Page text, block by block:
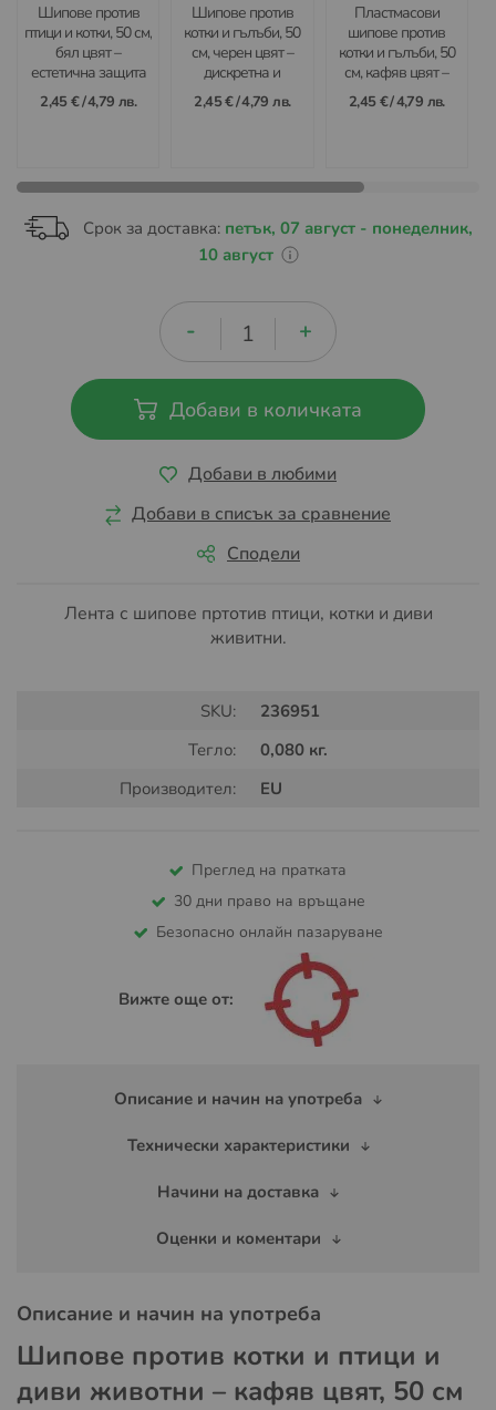
Шипове против
птици и котки, 50 см,
бял цвят –
естетична защита
за светли
повърхности и
2,45 €/4,79 лв.
Шипове против
котки и гълъби, 50
см, черен цвят –
дискретна и
ефективна бариера
срещу нежелани
2,45 €/4,79 лв.
Пластмасови
шипове против
котки и гълъби, 50
см, кафяв цвят –
ефективна бариера
срещу нежелани
2,45 €/4,79 лв.
Срок за доставка: петък, 07 август - понеделник,
10 август
Добави в количката
Добави в любими
Добави в списък за сравнение
Сподели
Лента с шипове пртотив птици, котки и диви
живитни.
SKU:
236951
Тегло:
0,080 кг.
Производител:
EU
Преглед на пратката
30 дни право на връщане
Безопасно онлайн пазаруване
Вижте още от:
Описание и начин на употреба
Технически характеристики
Начини на доставка
Оценки и коментари
Описание и начин на употреба
Шипове против котки и птици и
диви животни – кафяв цвят, 50 см